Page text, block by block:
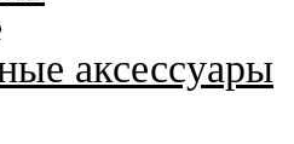
аксессуары